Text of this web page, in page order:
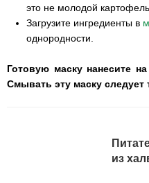
это не молодой
Загрузите ингредиенты в
однородности.
Готовую маску нанесите
Смывать эту маску следует
из